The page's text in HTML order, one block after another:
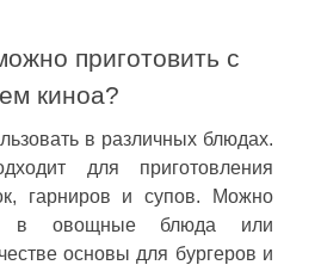
приготовить с
киноа?
в различных блюдах.
для приготовления
гарниров и супов. Можно
в овощные блюда или
основы для бургеров и